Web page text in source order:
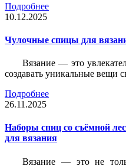
Подробнее
10.12.2025
Чулочные спицы для
Вязание — это
создавать уникальные вещи
Подробнее
26.11.2025
Наборы спиц со съёмной
для вязания
Вязание — это не